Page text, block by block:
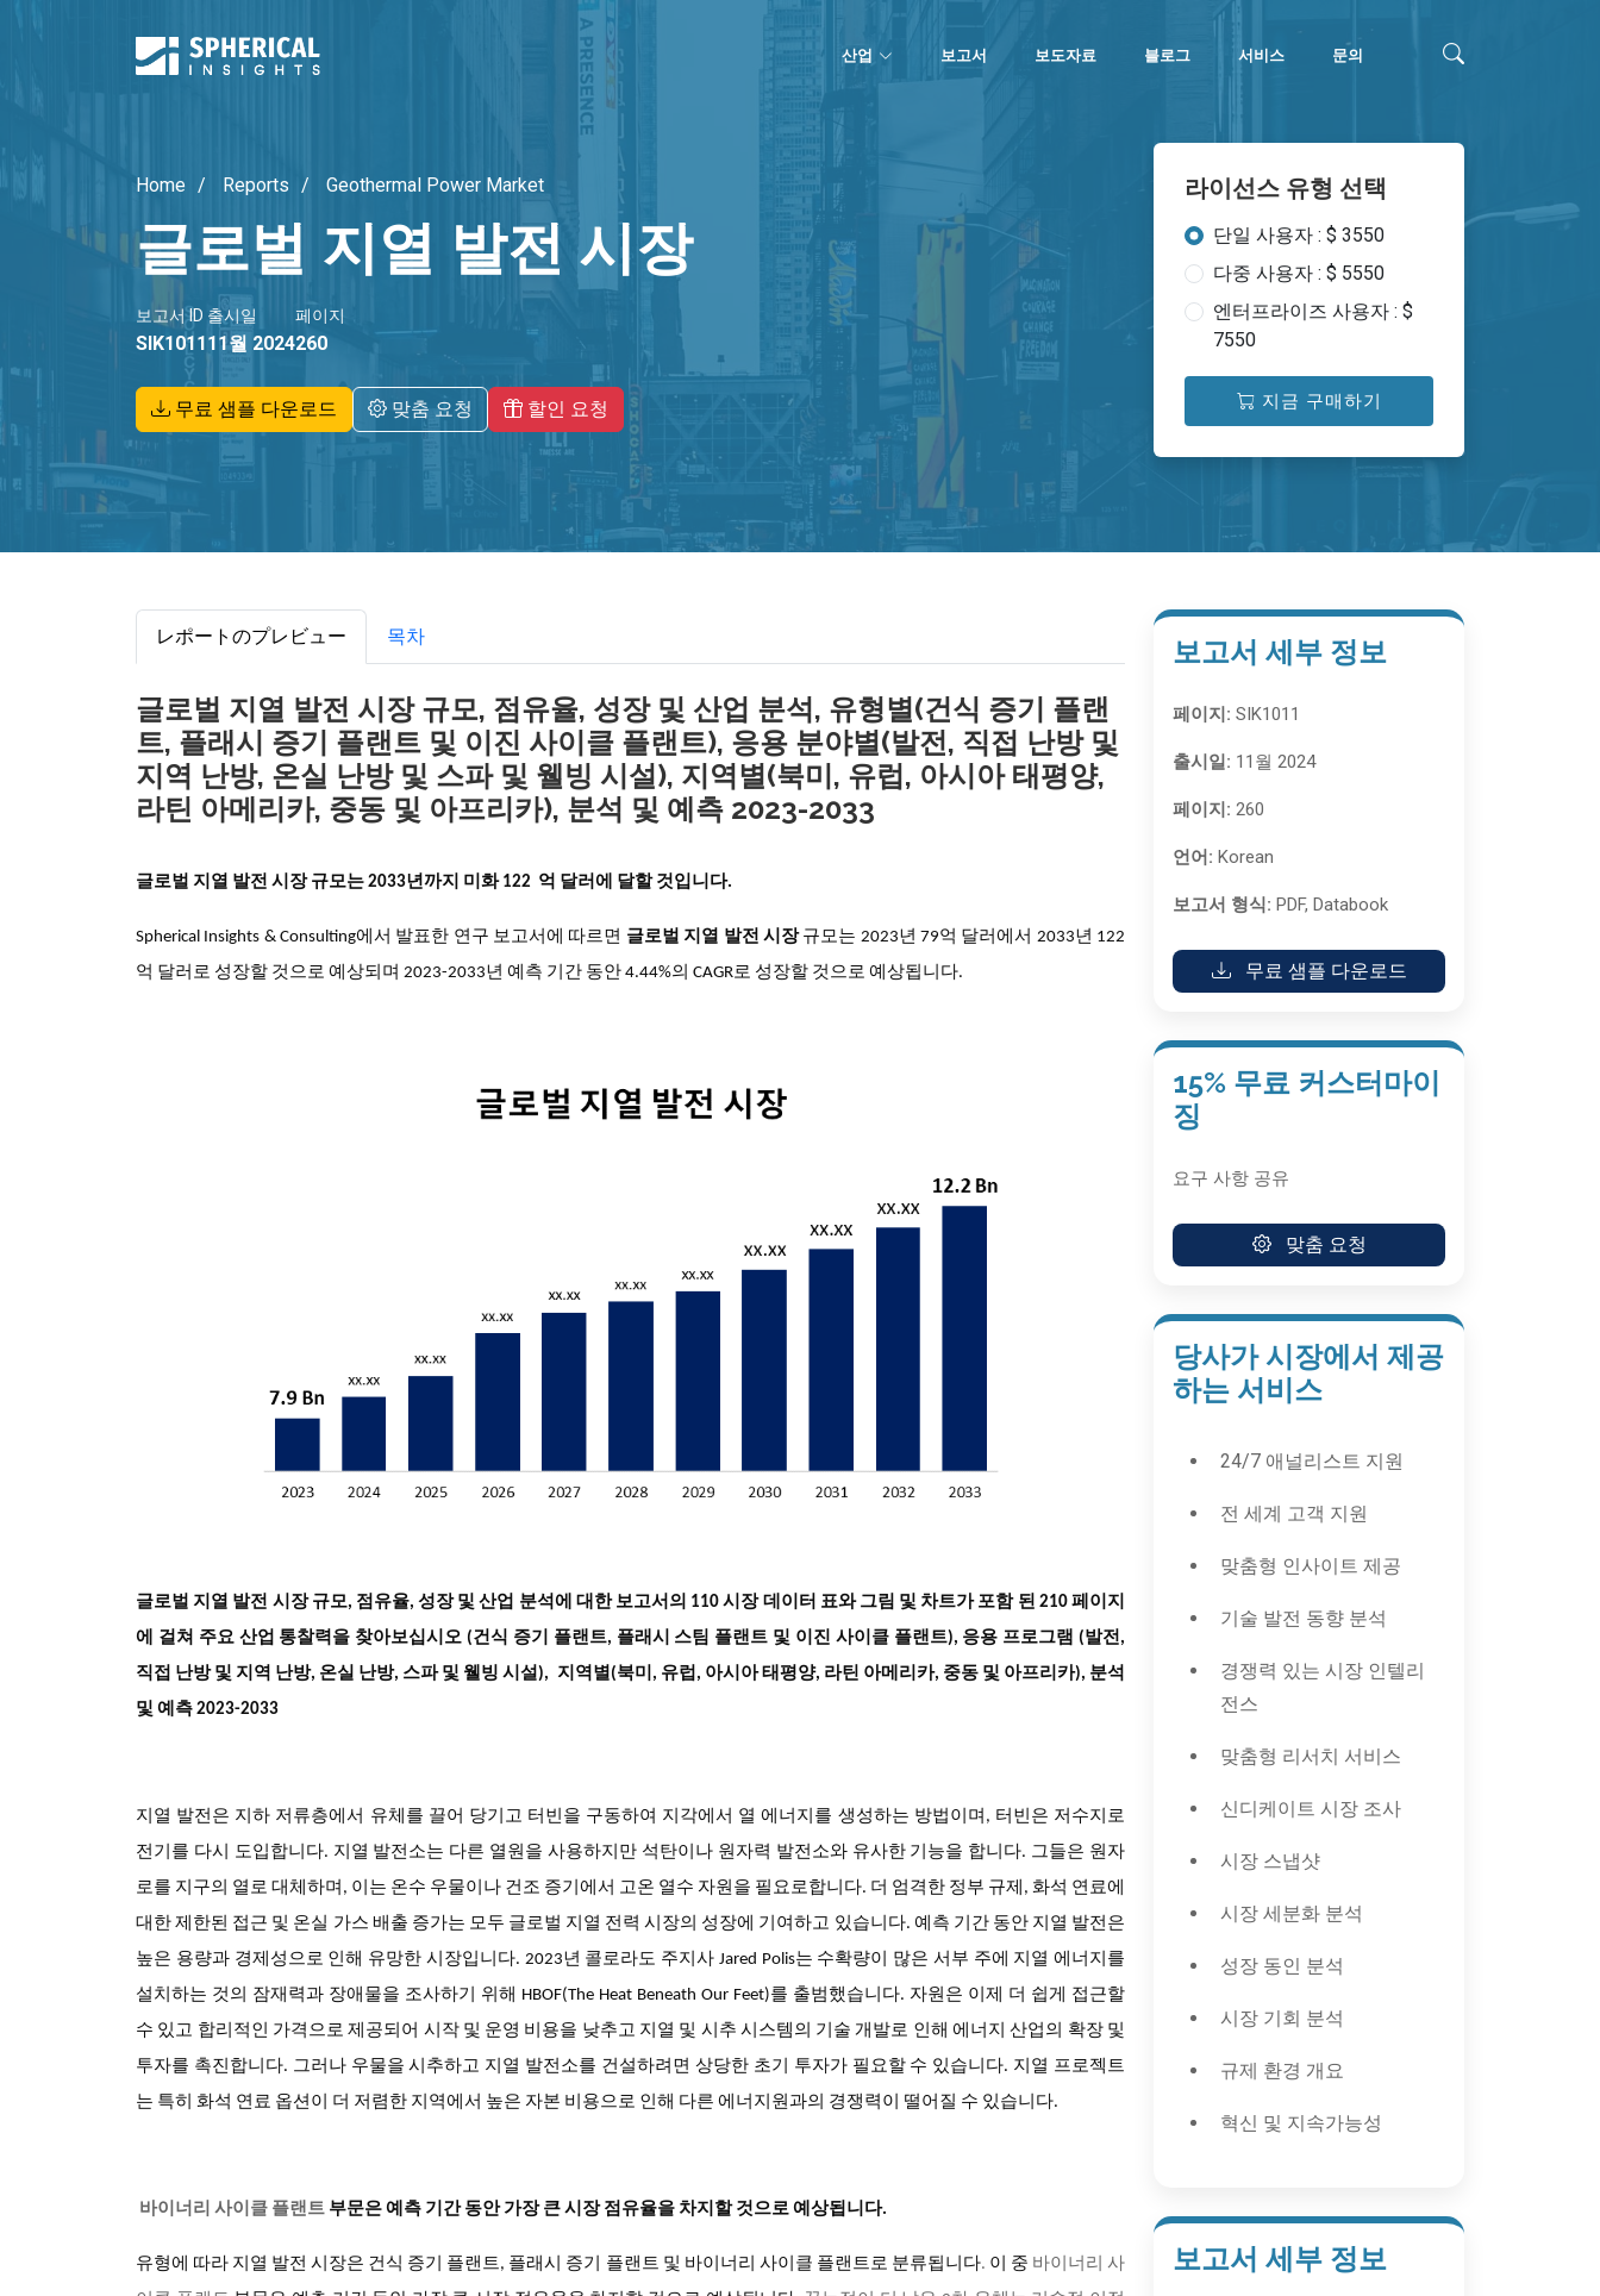
산업 보고서 보도자료 블로그 서비스 문의
Home Reports Geothermal Power Market
글로벌 지열 발전 시장
보고서 ID
SIK1011
출시일
11월 2024
페이지
260
무료 샘플 다운로드 맞춤 요청 할인 요청
라이선스 유형 선택
단일 사용자 : $ 3550
다중 사용자 : $ 5550
엔터프라이즈 사용자 : $
7550
지금 구매하기
レポートのプレビュー 목차
글로벌 지열 발전 시장 규모, 점유율, 성장 및 산업 분석, 유형별(건식 증기 플랜
트, 플래시 증기 플랜트 및 이진 사이클 플랜트), 응용 분야별(발전, 직접 난방 및
지역 난방, 온실 난방 및 스파 및 웰빙 시설), 지역별(북미, 유럽, 아시아 태평양,
라틴 아메리카, 중동 및 아프리카), 분석 및 예측 2023-2033
글로벌 지열 발전 시장 규모는 2033년까지 미화 122 억 달러에 달할 것입니다.
Spherical Insights & Consulting에서 발표한 연구 보고서에 따르면 글로벌 지열 발전 시장규모는 2023년 79억 달러에서 2033년 122
억 달러로 성장할 것으로 예상되며 2023-2033년 예측 기간 동안 4.44%의 CAGR로 성장할 것으로 예상됩니다.
글로벌 지열 발전 시장 규모, 점유율, 성장 및 산업 분석에 대한 보고서의 110 시장 데이터 표와 그림 및 차트가 포함 된 210 페이지
에 걸쳐 주요 산업 통찰력을 찾아보십시오 (건식 증기 플랜트, 플래시 스팀 플랜트 및 이진 사이클 플랜트), 응용 프로그램 (발전,
직접 난방 및 지역 난방, 온실 난방, 스파 및 웰빙 시설), 지역별(북미, 유럽, 아시아 태평양, 라틴 아메리카, 중동 및 아프리카), 분석
및 예측 2023-2033
지열 발전은 지하 저류층에서 유체를 끌어 당기고 터빈을 구동하여 지각에서 열 에너지를 생성하는 방법이며, 터빈은 저수지로
전기를 다시 도입합니다. 지열 발전소는 다른 열원을 사용하지만 석탄이나 원자력 발전소와 유사한 기능을 합니다. 그들은 원자
로를 지구의 열로 대체하며, 이는 온수 우물이나 건조 증기에서 고온 열수 자원을 필요로합니다. 더 엄격한 정부 규제, 화석 연료에
대한 제한된 접근 및 온실 가스 배출 증가는 모두 글로벌 지열 전력 시장의 성장에 기여하고 있습니다. 예측 기간 동안 지열 발전은
높은 용량과 경제성으로 인해 유망한 시장입니다. 2023년 콜로라도 주지사 Jared Polis는 수확량이 많은 서부 주에 지열 에너지를
설치하는 것의 잠재력과 장애물을 조사하기 위해 HBOF(The Heat Beneath Our Feet)를 출범했습니다. 자원은 이제 더 쉽게 접근할
수 있고 합리적인 가격으로 제공되어 시작 및 운영 비용을 낮추고 지열 및 시추 시스템의 기술 개발로 인해 에너지 산업의 확장 및
투자를 촉진합니다. 그러나 우물을 시추하고 지열 발전소를 건설하려면 상당한 초기 투자가 필요할 수 있습니다. 지열 프로젝트
는 특히 화석 연료 옵션이 더 저렴한 지역에서 높은 자본 비용으로 인해 다른 에너지원과의 경쟁력이 떨어질 수 있습니다.
바이너리 사이클 플랜트 부문은 예측 기간 동안 가장 큰 시장 점유율을 차지할 것으로 예상됩니다.
유형에 따라 지열 발전 시장은 건식 증기 플랜트, 플래시 증기 플랜트 및 바이너리 사이클 플랜트로 분류됩니다. 이 중 바이너리 사
보고서 세부 정보
페이지: SIK1011
출시일: 11월 2024
페이지: 260
언어: Korean
보고서 형식: PDF, Databook
무료 샘플 다운로드
15% 무료 커스터마이
징
요구 사항 공유
맞춤 요청
당사가 시장에서 제공
하는 서비스
24/7 애널리스트 지원
전 세계 고객 지원
맞춤형 인사이트 제공
기술 발전 동향 분석
경쟁력 있는 시장 인텔리
전스
맞춤형 리서치 서비스
신디케이트 시장 조사
시장 스냅샷
시장 세분화 분석
성장 동인 분석
시장 기회 분석
규제 환경 개요
혁신 및 지속가능성
보고서 세부 정보